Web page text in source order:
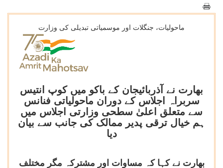
ماحولیات، جنگلات اور موسمیاتی تبدیلی کی وزارت
بھارت نے آذربائیجان کے باکو میں کوپ انتیس
سربراہ اجلاس کے دوران ماحولیاتی فنانس
سے متعلق اعلیٰ سطحی وزارتی اجلاس میں
ہم خیال ترقی پدیر ممالک کی جانب سے بیان
دیا
بھارت نے کہا کہ مساوات اور مشترکہ مگر مختلف